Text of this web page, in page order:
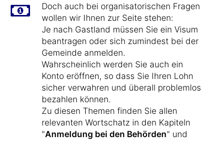
Doch auch bei organisatorischen Fragen
wollen wir Ihnen zur Seite stehen:
Je nach Gastland müssen Sie ein Visum
beantragen oder sich zumindest bei der
Gemeinde anmelden.
Wahrscheinlich werden Sie auch ein
Konto eröffnen, so dass Sie Ihren Lohn
sicher verwahren und überall problemlos
bezahlen können.
Zu diesen Themen finden Sie allen
relevanten Wortschatz in den Kapiteln
"Anmeldung bei den Behörden" und